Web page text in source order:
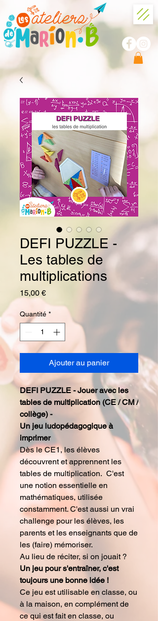
DEFI PUZZLE -
Les tables de
multiplications
15,00 €Prix
Quantité *
Ajouter au panier
DEFI PUZZLE - Jouer avec les
tables de multiplication (CE / CM /
collège) -
Un jeu ludopédagogique à
imprimer
Dès le CE1, les élèves
découvrent et apprennent les
tables de multiplication. C'est
une notion essentielle en
mathématiques, utilisée
constamment. C'est aussi un vrai
challenge pour les élèves, les
parents et les enseignants que de
les (faire) mémoriser.
Au lieu de réciter, si on jouait ?
Un jeu pour s'entraîner, c'est
toujours une bonne idée !
Ce jeu est utilisable en classe, ou
à la maison, en complément de
ce qui est fait en classe, ou